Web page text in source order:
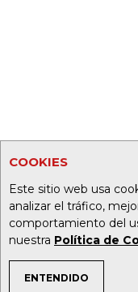
COOKIES
Este sitio web usa
analizar el tráfico,
comportamiento del
nuestra Política de
ENTENDIDO